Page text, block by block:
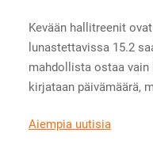
Kevään hallitreenit
lunastettavissa 15.2
mahdollista ostaa
kirjataan päivämäärä,
Aiempia uutisia